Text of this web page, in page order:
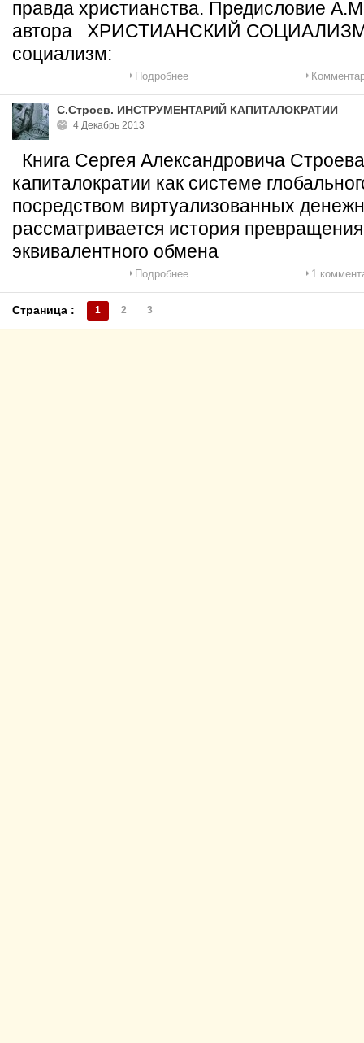
правда христианства. Предисловие
автора ХРИСТИАНСКИЙ СОЦИАЛИЗМ
социализм:
Подробнее
С.Строев. ИНСТРУМЕНТАРИЙ КАПИТАЛОКРАТИИ
4 Декабрь 2013
Книга Сергея Александровича
капиталократии как системе
посредством виртуализованных
рассматривается история
эквивалентного обмена
Подробнее 1
Страница : 1 2 3